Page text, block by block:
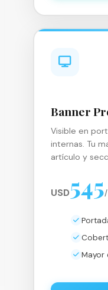
Banner
Visible en
internas. Tu
artículo y
USD545
Mayor